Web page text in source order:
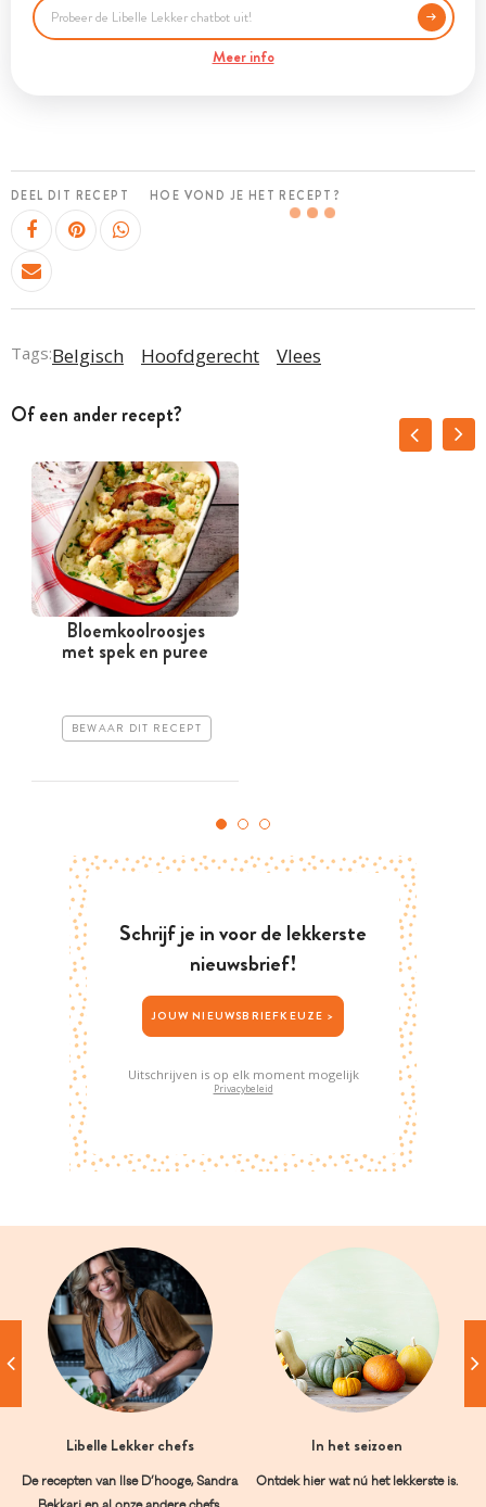
Meer info
DEEL DIT RECEPT HOE VOND JE HET RECEPT?
Tags:Belgisch Hoofdgerecht Vlees
Of een ander recept?
Bloemkoolroosjes
met spek en puree
BEWAAR DIT RECEPT
Schrijf je in voor de lekkerste
nieuwsbrief!
JOUW NIEUWSBRIEFKEUZE >
Uitschrijven is op elk moment mogelijk
Privacybeleid
Libelle Lekker chefs
De recepten van Ilse D’hooge, Sandra
In het seizoen
Ontdek hier wat nú het lekkerste is.